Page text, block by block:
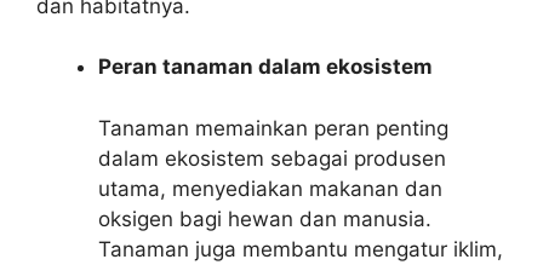
dan habitatnya.
Peran tanaman dalam ekosistem
Tanaman memainkan peran penting
dalam ekosistem sebagai produsen
utama, menyediakan makanan dan
oksigen bagi hewan dan manusia.
Tanaman juga membantu mengatur iklim,